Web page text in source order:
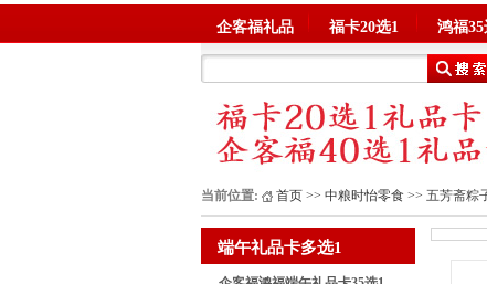
企客福礼品 福卡20选1 鸿福35
当前位置: 首页 >> 中粮时怡零食 >> 五芳斋粽
端午礼品卡多选1